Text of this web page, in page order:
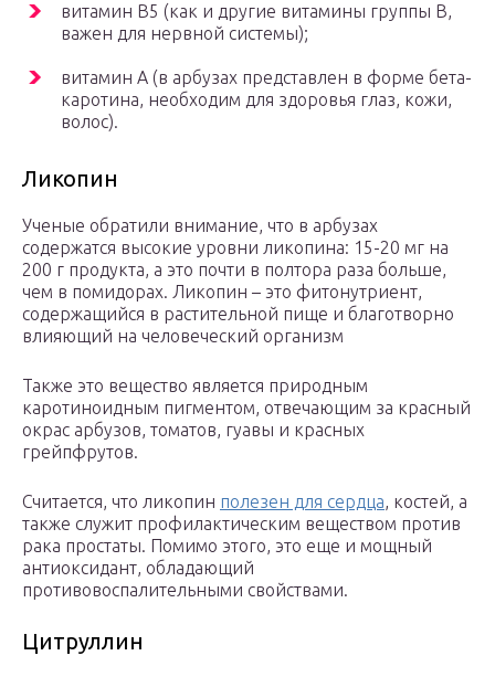
витамин В5 (как и другие витамины группы В,
важен для нервной системы);
витамин А (в арбузах представлен в форме бета-
каротина, необходим для здоровья глаз, кожи,
волос).
Ликопин
Ученые обратили внимание, что в арбузах
содержатся высокие уровни ликопина: 15-20 мг на
200 г продукта, а это почти в полтора раза больше,
чем в помидорах. Ликопин – это фитонутриент,
содержащийся в растительной пище и благотворно
влияющий на человеческий организм
Также это вещество является природным
каротиноидным пигментом, отвечающим за красный
окрас арбузов, томатов, гуавы и красных
грейпфрутов.
Считается, что ликопин полезен для сердца, костей, а
также служит профилактическим веществом против
рака простаты. Помимо этого, это еще и мощный
антиоксидант, обладающий
противовоспалительными свойствами.
Цитруллин